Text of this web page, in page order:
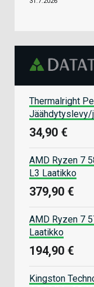
Thermalright
Jäähdytyslevy/
34,90 €
AMD Ryzen 7
L3 Laatikko
379,90 €
AMD Ryzen 7
Laatikko
194,90 €
Kingston